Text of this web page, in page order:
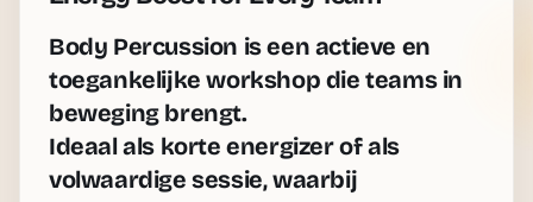
Body Percussion is een actieve en
toegankelijke workshop die teams in
beweging brengt.
Ideaal als korte energizer of als
volwaardige sessie, waarbij